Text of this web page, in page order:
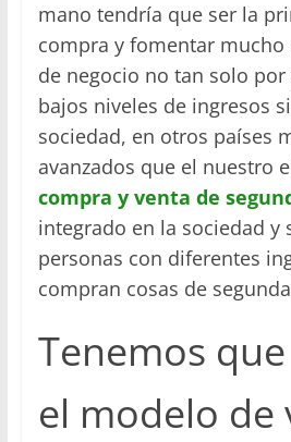
mano tendría que ser la
compra y fomentar mucho
de negocio no tan solo
bajos niveles de ingresos
sociedad, en otros países
avanzados que el nuestro
compra y venta de
integrado en la sociedad y
personas con diferentes
compran cosas de
Tenemos
el modelo de